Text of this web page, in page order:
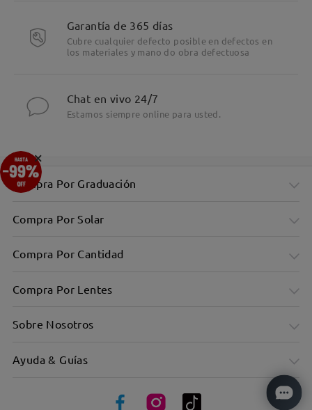
Garantía de 365 días
Cubre cualquier defecto posible en defectos en
los materiales y mano do obra defectuosa
Chat en vivo 24/7
Estamos siempre online para usted.
Compra Por Graduación
Compra Por Solar
Compra Por Cantidad
Compra Por Lentes
Sobre Nosotros
Ayuda & Guías
×